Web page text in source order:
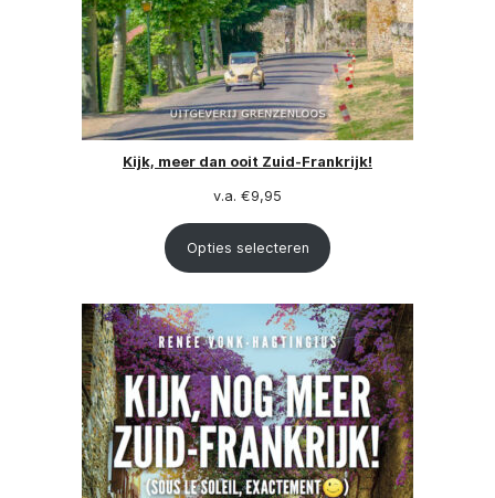
Kijk, meer dan ooit Zuid-Frankrijk!
v.a. €9,95
Opties selecteren